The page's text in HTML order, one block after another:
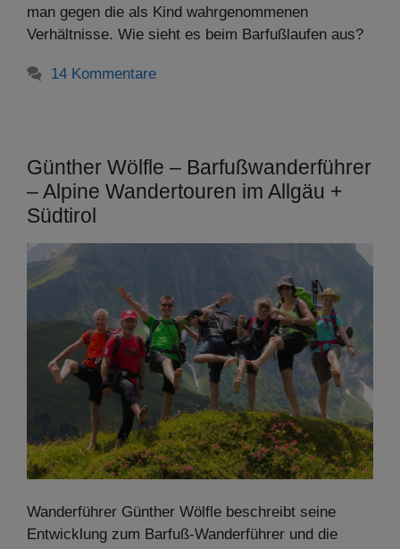
man gegen die als Kind wahrgenommenen
Verhältnisse. Wie sieht es beim Barfußlaufen aus?
14 Kommentare
Günther Wölfle – Barfußwanderführer
– Alpine Wandertouren im Allgäu +
Südtirol
Wanderführer Günther Wölfle beschreibt seine
Entwicklung zum Barfuß-Wanderführer und die